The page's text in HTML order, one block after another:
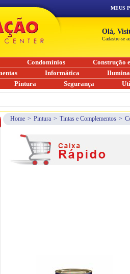
Home > Pintura > Tintas e Complementos >
MEUS
Olá,
Cadastre-se
Condomínios
Construção
Informática
Pintura Segurança